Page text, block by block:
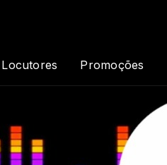
Locutores Promoções